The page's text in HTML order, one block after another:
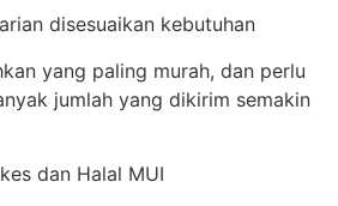
disesuaikan kebutuhan
yang paling murah, dan perlu
jumlah yang dikirim semakin
dan Halal MUI